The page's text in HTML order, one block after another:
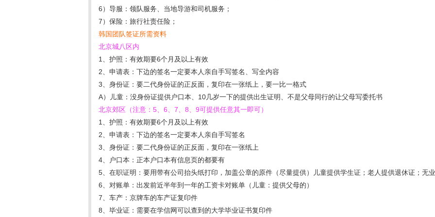
6）导服：领队服务、当地导游和司机服务；
7）保险：旅行社责任险；
韩国团队签证所需资料
北京城八区内
1、护照：有效期要6个月及以上有效
2、申请表：下边的签名一定要本人亲自手写签名、写全内容
3、身份证：要二代身份证的正反面，复印在一张纸上，要一比一格式
A）儿童：没身份证提供户口本、10几岁一下的提供出生证明、不是父母同行的让父母写委托书
北京郊区（注意：5、6、7、8、9可提供任意其一即可）
1、护照：有效期要6个月及以上有效
2、申请表：下边的签名一定要本人亲自手写签名
3、身份证：要二代身份证的正反面，复印在一张纸上
4、户口本：正本户口本有信息页的都要有
5、在职证明：要用带有公司抬头纸打印，加盖公章的原件（尽量提供）儿童提供学生证；老人提供退休证；无
6、对账单：出发前近半年到一年的工资卡对账单（儿童：提供父母的）
7、车产：京牌车的车产证复印件
8、毕业证：需要在学信网可以查到的大学毕业证书复印件